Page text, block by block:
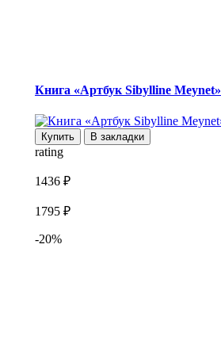
Книга «Артбук Sibylline Meynet»
Купить В закладки
rating
1436 ₽
1795 ₽
-20%